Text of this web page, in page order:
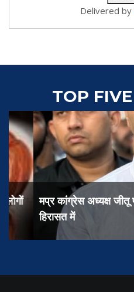
Delivered by
TOP
मप्र कांग्रेस अध्यक्ष जीतू
हिरासत में